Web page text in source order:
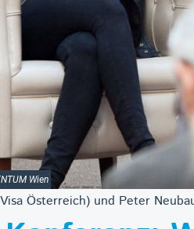
Wien
Österreich) und Peter